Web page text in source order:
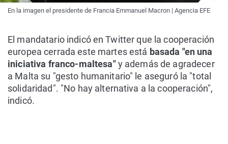
En la imagen el presidente de Francia Emmanuel Macron | Agencia EFE
El mandatario indicó en Twitter que la cooperación
europea cerrada este martes está basada "en una
iniciativa franco-maltesa"y además de agradecer
a Malta su "gesto humanitario" le aseguró la "total
solidaridad". "No hay alternativa a la cooperación",
indicó.